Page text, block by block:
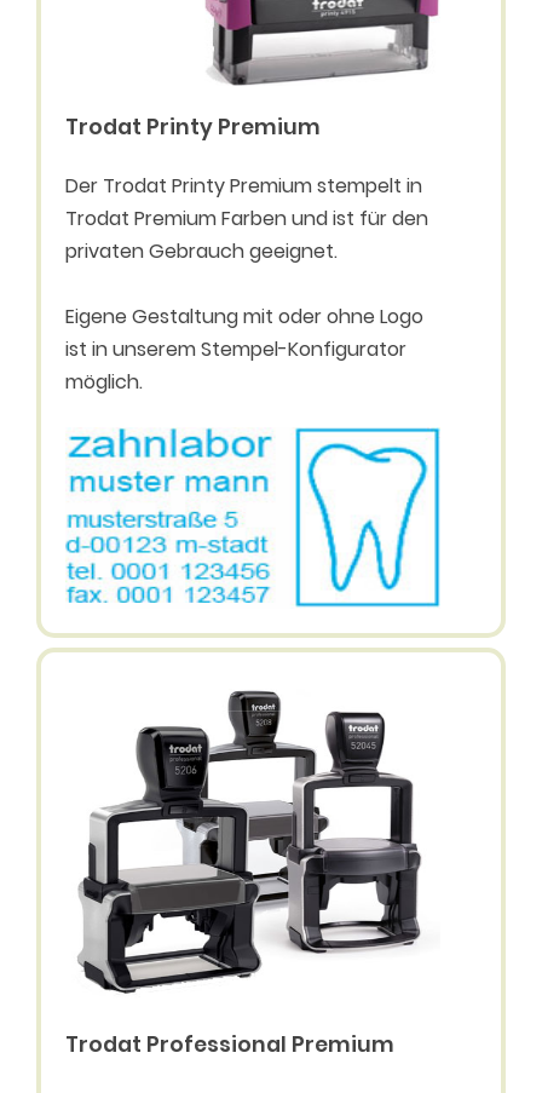
Trodat Printy Premium
Der Trodat Printy Premium stempelt in
Trodat Premium Farben und ist für den
privaten Gebrauch geeignet.
Eigene Gestaltung mit oder ohne Logo
ist in unserem Stempel-Konfigurator
möglich.
Trodat Professional Premium